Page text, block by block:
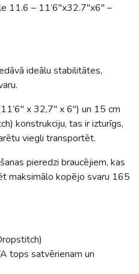
11.6 – 11’6″x32.7″x6″ –
ideālu stabilitātes,
x 32,7″ x 6″) un 15 cm
konstrukciju, tas ir izturīgs,
viegli transportēt.
pieredzi braucējiem, kas
maksimālo kopējo svaru 165
tops satvērienam un